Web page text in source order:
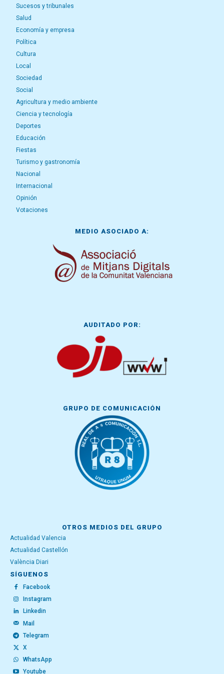
Sucesos y tribunales
Salud
Economía y empresa
Política
Cultura
Local
Sociedad
Social
Agricultura y medio ambiente
Ciencia y tecnología
Deportes
Educación
Fiestas
Turismo y gastronomía
Nacional
Internacional
Opinión
Votaciones
MEDIO ASOCIADO A:
AUDITADO POR:
GRUPO DE COMUNICACIÓN
OTROS MEDIOS DEL GRUPO
Actualidad Valencia
Actualidad Castellón
València Diari
SÍGUENOS
Facebook
Instagram
Linkedin
Mail
Telegram
X
WhatsApp
Youtube